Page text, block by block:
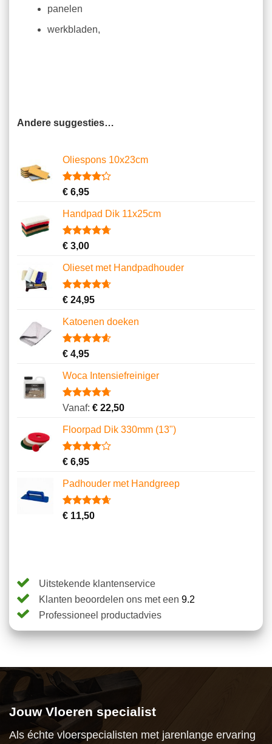
panelen
werkbladen,
Andere suggesties…
Oliespons 10x23cm
Gewaardeerd
gebaseerd
op
9
klantbeoordelingen
€6,95
Handpad Dik 11x25cm
Gewaardeerd
gebaseerd
op
10
klantbeoordelingen
€3,00
Olieset met Handpadhouder
Gewaardeerd
gebaseerd
op
11
klantbeoordelingen
€24,95
Katoenen doeken
Gewaardeerd
gebaseerd
op
13
klantbeoordelingen
€4,95
Woca Intensiefreiniger
Gewaardeerd
gebaseerd
op
8
klantbeoordelingen
Vanaf: €22,50
Floorpad Dik 330mm (13")
Gewaardeerd
5
gebaseerd
op
1
€6,95
Padhouder met Handgreep
Gewaardeerd
6
€11,50
Uitstekende klantenservice
Klanten beoordelen ons met een 9.2
Professioneel productadvies
Jouw Vloeren specialist
Als échte vloerspecialisten met jarenlange ervaring